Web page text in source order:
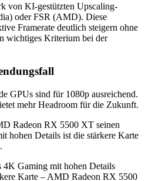
von KI-gestützten Upscaling-
oder FSR (AMD). Diese
Framerate deutlich steigern ohne
wichtiges Kriterium bei der
GPUs sind für 1080p ausreichend.
mehr Headroom für die Zukunft.
Radeon RX 5500 XT seinen
hohen Details ist die stärkere Karte
4K Gaming mit hohen Details
Karte – AMD Radeon RX 5500